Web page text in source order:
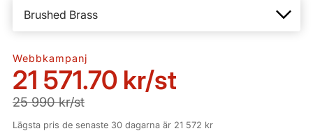
Webbkampanj
21 571.70 kr/st
25 990 kr/st
Lägsta pris de senaste 30 dagarna är 21 572 kr